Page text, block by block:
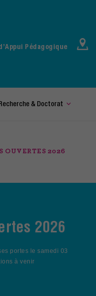
Pédagogique
& Doctorat
OUVERTES 2026
2026
portes le samedi 03
à venir